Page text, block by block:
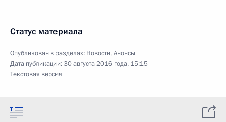
Статус материала
Опубликован в разделах: Новости,Анонсы
Дата публикации:30 августа 2016 года, 15:15
Текстовая версия